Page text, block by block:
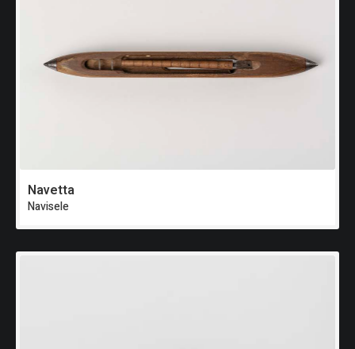
Navetta
Navisele